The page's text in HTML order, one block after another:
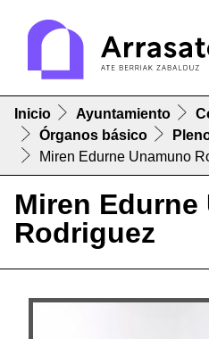
Inicio Ayuntamiento
Órganos básico
Miren Edurne Unamuno
Miren Edurne
Rodriguez